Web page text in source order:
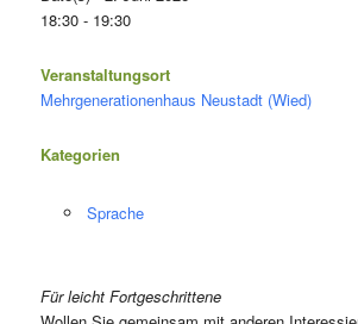
18:30 - 19:30
Veranstaltungsort
Mehrgenerationenhaus Neustadt (Wied)
Kategorien
Sprache
Für leicht Fortgeschrittene